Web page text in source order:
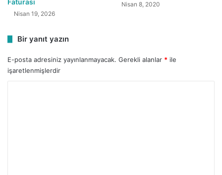
Faturası
Nisan 19, 2026
Nisan 8, 2020
Bir yanıt yazın
E-posta adresiniz yayınlanmayacak. Gerekli alanlar * ile
işaretlenmişlerdir